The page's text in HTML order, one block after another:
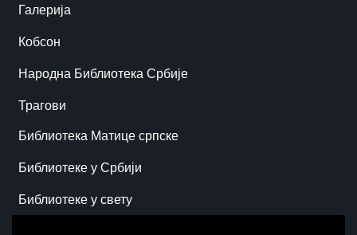
Галерија
Кобсон
Народна Библиотека Србије
Трагови
Библиотека Матице српске
Библиотеке у Србији
Библиотеке у свету